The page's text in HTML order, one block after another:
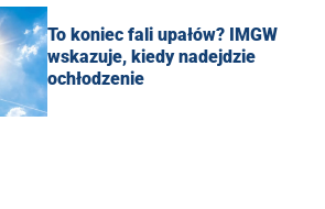
To koniec fali upałów? IMGW
wskazuje, kiedy nadejdzie
ochłodzenie